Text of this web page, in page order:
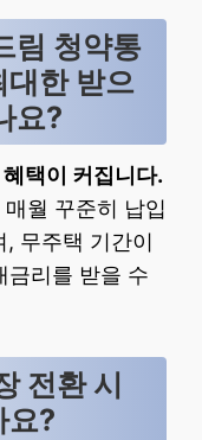
림 청약통
대한 받으
요?
택이 커집니다.
월 꾸준히 납입
무주택 기간이
금리를 받을 수
전환 시
요?